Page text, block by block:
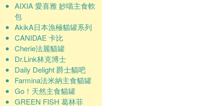
AIXIA 愛喜雅 妙喵主食軟
包
AkikA日本漁極貓罐系列
CANIDAE 卡比
Cherie法麗貓罐
Dr.Link林克博士
Daily Delight 爵士貓吧
Farmina法米納主食貓罐
Go！天然主食貓罐
GREEN FISH 葛林菲